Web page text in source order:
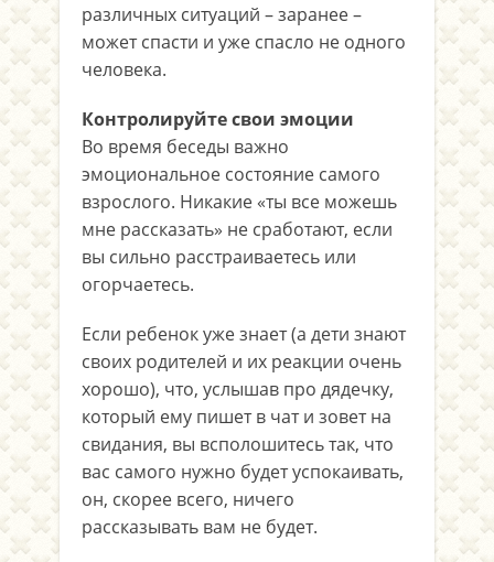
различных ситуаций – заранее –
может спасти и уже спасло не одного
человека.
Контролируйте свои эмоции
Во время беседы важно
эмоциональное состояние самого
взрослого. Никакие «ты все можешь
мне рассказать» не сработают, если
вы сильно расстраиваетесь или
огорчаетесь.
Если ребенок уже знает (а дети знают
своих родителей и их реакции очень
хорошо), что, услышав про дядечку,
который ему пишет в чат и зовет на
свидания, вы всполошитесь так, что
вас самого нужно будет успокаивать,
он, скорее всего, ничего
рассказывать вам не будет.